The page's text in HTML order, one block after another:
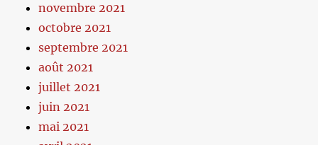
novembre 2021
octobre 2021
septembre 2021
août 2021
juillet 2021
juin 2021
mai 2021